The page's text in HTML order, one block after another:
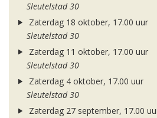
Sleutelstad 30
Zaterdag 18 oktober, 17.00 uur
Sleutelstad 30
Zaterdag 11 oktober, 17.00 uur
Sleutelstad 30
Zaterdag 4 oktober, 17.00 uur
Sleutelstad 30
Zaterdag 27 september, 17.00